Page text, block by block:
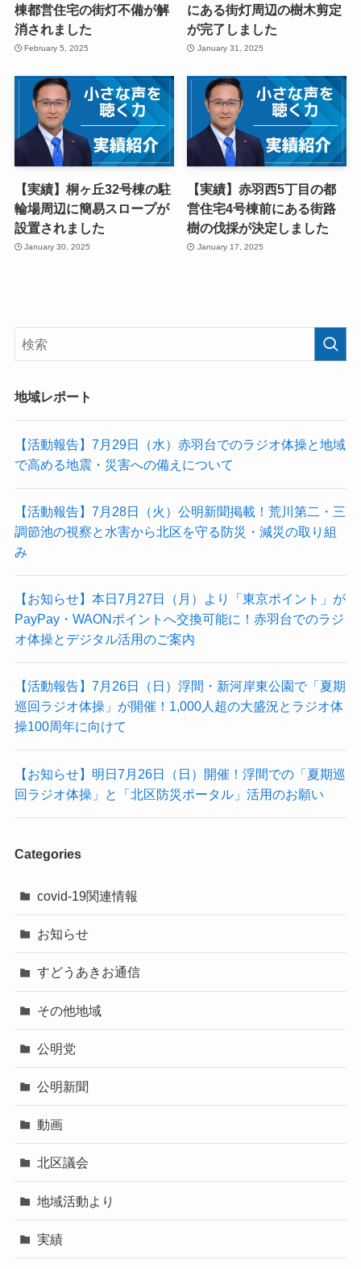
棟都営住宅の街灯不備が解
消されました
February 5, 2025
にある街灯周辺の樹木剪定
が完了しました
January 31, 2025
【実績】桐ヶ丘32号棟の駐
輪場周辺に簡易スロープが
設置されました
January 30, 2025
【実績】赤羽西5丁目の都
営住宅4号棟前にある街路
樹の伐採が決定しました
January 17, 2025
地域レポート
【活動報告】7月29日（水）赤羽台でのラジオ体操と地域
で高める地震・災害への備えについて
【活動報告】7月28日（火）公明新聞掲載！荒川第二・三
調節池の視察と水害から北区を守る防災・減災の取り組
み
【お知らせ】本日7月27日（月）より「東京ポイント」が
PayPay・WAONポイントへ交換可能に！赤羽台でのラジ
オ体操とデジタル活用のご案内
【活動報告】7月26日（日）浮間・新河岸東公園で「夏期
巡回ラジオ体操」が開催！1,000人超の大盛況とラジオ体
操100周年に向けて
【お知らせ】明日7月26日（日）開催！浮間での「夏期巡
回ラジオ体操」と「北区防災ポータル」活用のお願い
Categories
covid-19関連情報
お知らせ
すどうあきお通信
その他地域
公明党
公明新聞
動画
北区議会
地域活動より
実績